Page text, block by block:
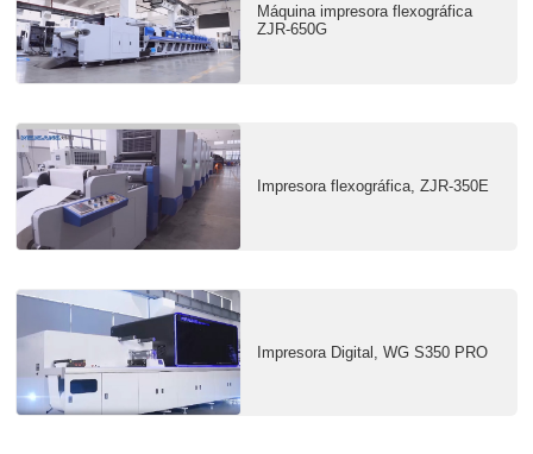
Máquina impresora flexográfica
ZJR-650G
Impresora flexográfica, ZJR-350E
Impresora Digital, WG S350 PRO